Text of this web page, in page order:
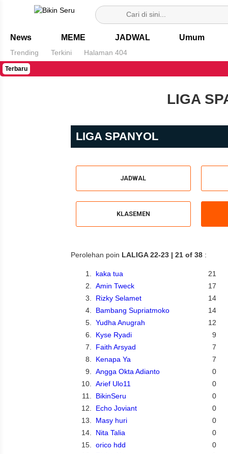
News MEME JADWAL Umum
Trending Terkini Halaman 404
Terbaru
LIGA
LIGA SPANYOL
JADWAL
KLASEMEN
Perolehan poin LALIGA 22-23 | 21 of 38:
1. kaka tua
21
2.
Amin Tweck
17
3.
Rizky Selamet
14
4.
Bambang Supriatmoko
14
5.
Yudha Anugrah
12
6.
Kyse Ryadi
9
7.
Faith Arsyad
7
8.
Kenapa Ya
7
9.
Angga Okta Adianto
0
10.
Arief Ulo11
0
11.
BikinSeru
0
12.
Echo Joviant
0
13.
Masy huri
0
14.
Nita Talia
0
15.
orico hdd
0